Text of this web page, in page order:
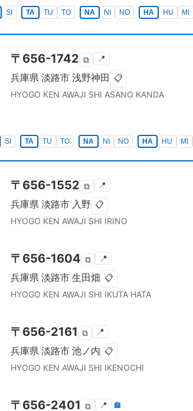
SI TA TU TO NA NI NO HA HU MI
〒 656-1742 ⧉ 📍
兵庫県 淡路市 浅野神田 📋
HYOGO KEN AWAJI SHI ASANO KANDA
SI TA TU TO NA NI NO HA HU MI
〒 656-1552 ⧉ 📍
兵庫県 淡路市 入野 📋
HYOGO KEN AWAJI SHI IRINO
〒 656-1604 ⧉ 📍
兵庫県 淡路市 生田畑 📋
HYOGO KEN AWAJI SHI IKUTA HATA
〒 656-2161 ⧉ 📍
兵庫県 淡路市 池ノ内 📋
HYOGO KEN AWAJI SHI IKENOCHI
〒 656-2401 ⧉ 📍 🏣